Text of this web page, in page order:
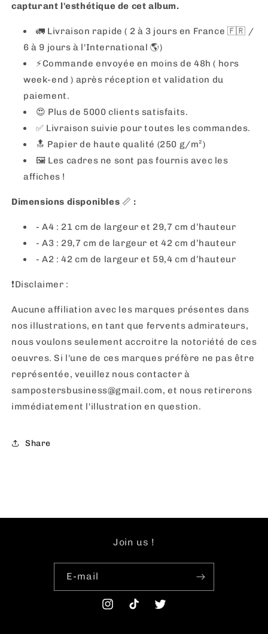
capturant l'esthétique de cet album.
🚛 Livraison rapide ( 2 à 3 jours en France 🇫🇷 /
6 à 9 jours à l'International 🌎)
⚡️Commande envoyée en moins de 48h ( hors
week-end ) après réception et validation du
paiement.
😍 Plus de 5000 clients satisfaits.
✅ Livraison suivie pour toutes les commandes.
🔝 Papier de haute qualité (250 g/m²)
🖼 Les cadres ne sont pas fournis avec les
affiches !
Dimensions disponibles 📏 :
- A4 : 21 cm de largeur et 29,7 cm d’hauteur
- A3 : 29,7 cm de largeur et 42 cm d’hauteur
- A2 : 42 cm de largeur et 59,4 cm d’hauteur
❗️Disclaimer :
Aucune affiliation avec les marques présentes dans
nos illustrations, en tant que fervents admirateurs,
nous voulons seulement accroitre la notoriété de ces
oeuvres. Si l'une de ces marques préfère ne pas être
représentée, veuillez nous contacter à
sampostersbusiness@gmail.com, et nous retirerons
immédiatement l'illustration en question.
Share
Join us !
E-mail
InstagramTikTok Twitter